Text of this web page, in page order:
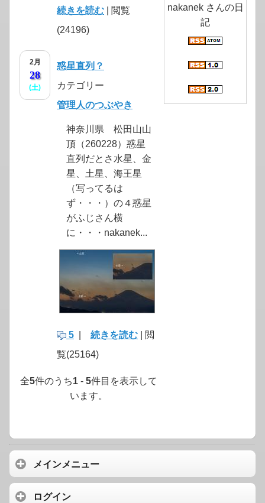
続きを読む | 閲覧
(24196)
2月
28
(土)
惑星直列？
カテゴリー
管理人のつぶやき
神奈川県 松田山山
頂（260228）惑星
直列だとさ水星、金
星、土星、海王星
（写ってるは
ず・・・）の４惑星
がふじさん横
に・・・nakanek...
5 続きを読む | 閲
覧(25164)
全5件のうち1 - 5件目を表示して
います。
nakanek さんの日
記
メインメニュー
ログイン